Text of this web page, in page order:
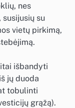
nes
su
vietų pirkimą,
išbandyti
jų duoda
tobulinti
grąžą).